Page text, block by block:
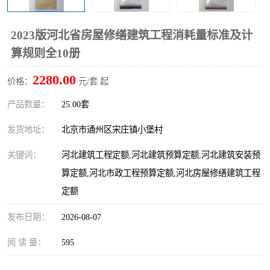
2023版河北省房屋修缮建筑工程消耗量标准及计
算规则全10册
价格： 2280.00 元/套 起
产品数量： 25.00套
发货地址： 北京市通州区宋庄镇小堡村
关键词：
河北建筑工程定额,河北建筑预算定额,河北建筑安装预
算定额,河北市政工程预算定额,河北房屋修缮建筑工程
定额
发布日期： 2026-08-07
阅 读 量： 595
算定额
山东省工程预算定额 法律图书
电网技改,拆除,检修定额 炼油化工计价依据定额
信息通信建设工程预算定
额
火力发电机组检修定额
湖北建设工程消耗量定额
煤炭建设工程预算定额 钢铁检修工程预算定额
黄金矿山工程预算定额 冶金工业矿山建设工程预
冶金工业建设工程预算定
额
电子工程概预算定额
内河航运工程概预算定额